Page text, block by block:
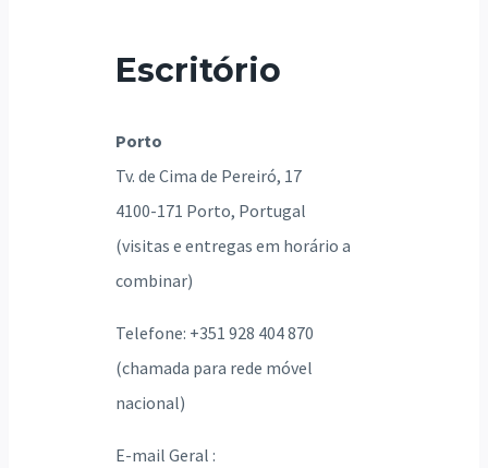
Escritório
Porto
Tv. de Cima de Pereiró, 17
4100-171 Porto, Portugal
(visitas e entregas em horário a
combinar)
Telefone: +351 928 404 870
(chamada para rede móvel
nacional)
E-mail Geral :